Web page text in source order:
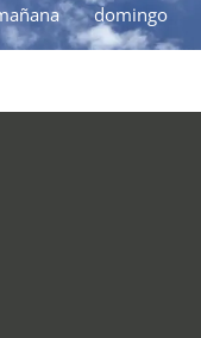
domingo